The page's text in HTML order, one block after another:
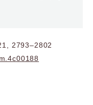
2793–2802